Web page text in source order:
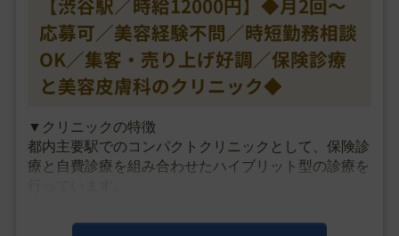
【渋谷駅／時給12000円】◆月2回～
応募可／美容経験不問／時短勤務相談
OK／集客・売り上げ好調／保険診療
と美容皮膚科のクリニック◆
▼クリニックの特徴
都内主要駅でのコンパクトクリニックとして、保険診
療と自費診療を組み合わせたハイブリット型の診療を
ッシュレス決済のみの効率を重視した導線を作り、